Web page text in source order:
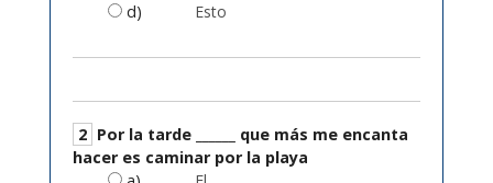
d) Esto
2
hacer es caminar por la playa